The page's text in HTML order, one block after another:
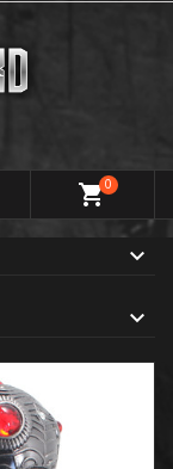
shopping_cart0